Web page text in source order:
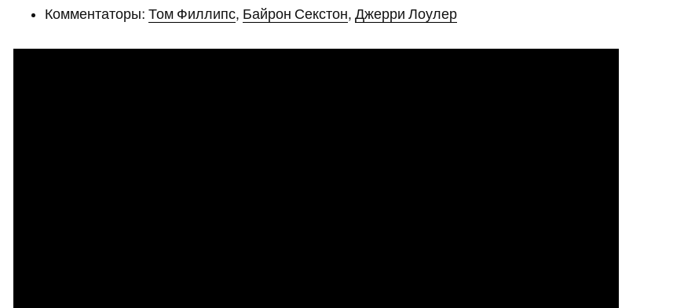
Комментаторы:Том Филлипс, Байрон Секстон,Джерри Лоулер